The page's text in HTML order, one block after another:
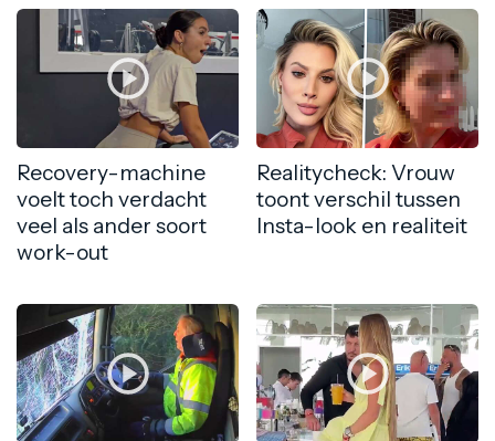
Recovery-machine
voelt toch verdacht
veel als ander soort
work-out
Realitycheck: Vrouw
toont verschil tussen
Insta-look en realiteit